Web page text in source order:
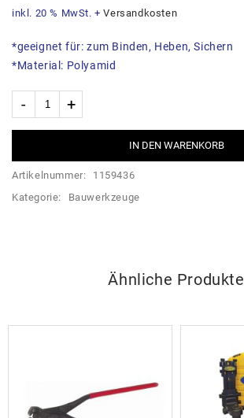
inkl. 20 % MwSt. +Versandkosten
*geeignet für: zum Binden, Heben, Sichern
*Material: Polyamid
IN DEN WARENKORB
Artikelnummer:
1159436
Kategorie:
Bauwerkzeuge
Ähnliche Produkte